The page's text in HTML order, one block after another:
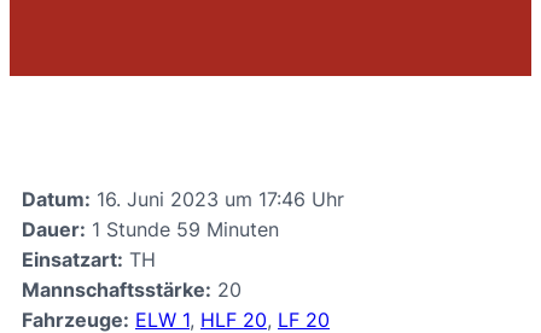
Datum: 16. Juni 2023 um 17:46 Uhr
Dauer: 1 Stunde 59 Minuten
Einsatzart: TH
Mannschaftsstärke: 20
Fahrzeuge: ELW 1, HLF 20, LF 20